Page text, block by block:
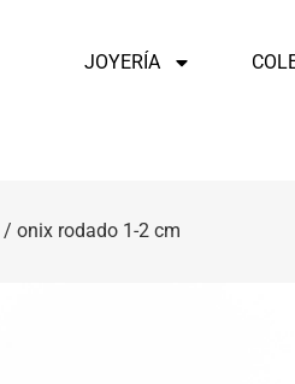
JOYERÍA
/ onix rodado 1-2 cm